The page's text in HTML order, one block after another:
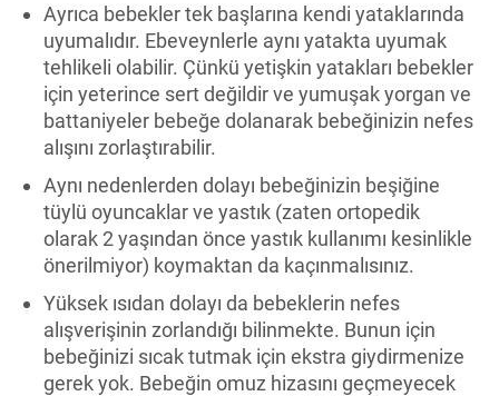
Ayrıca bebekler tek başlarına kendi yataklarında
uyumalıdır. Ebeveynlerle aynı yatakta uyumak
tehlikeli olabilir. Çünkü yetişkin yatakları bebekler
için yeterince sert değildir ve yumuşak yorgan ve
battaniyeler bebeğe dolanarak bebeğinizin nefes
alışını zorlaştırabilir.
Aynı nedenlerden dolayı bebeğinizin beşiğine
tüylü oyuncaklar ve yastık (zaten ortopedik
olarak 2 yaşından önce yastık kullanımı kesinlikle
önerilmiyor) koymaktan da kaçınmalısınız.
Yüksek ısıdan dolayı da bebeklerin nefes
alışverişinin zorlandığı bilinmekte. Bunun için
bebeğinizi sıcak tutmak için ekstra giydirmenize
gerek yok. Bebeğin omuz hizasını geçmeyecek